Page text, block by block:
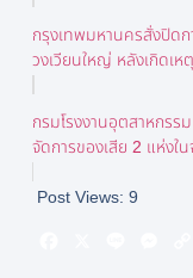
กรุงเทพมหานครสั่งปิด
วงเวียนใหญ่ หลังเกิดเห
กรมโรงงานอุตสาหกรร
จัดการของเสีย 2 แห่งใน
Post Views: 9